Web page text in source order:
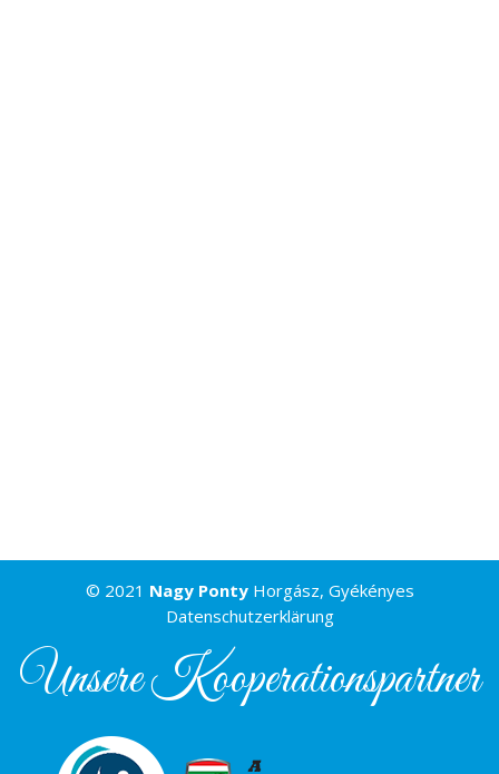
© 2021 Nagy PontyHorgász, Gyékényes
Datenschutzerklärung
Unsere Kooperationspartner